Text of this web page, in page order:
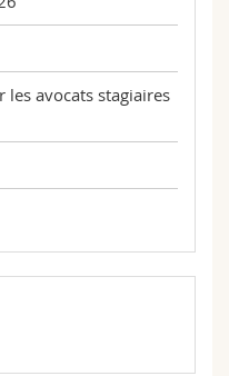
les avocats stagiaires